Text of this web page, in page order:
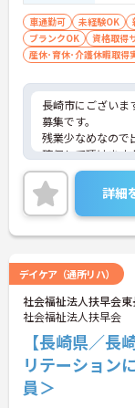
車通勤可 未経験OK
ブランクOK
資格取得
産休･育休･介護休暇取得
長崎市にございま
募集です。
残業少なめなので
確保して頂けま
また研修や手当を
ライフステージや
境がととのって
ご興味ある方には
お話しいたします
詳細
デイケア（通所リハ）
社会福祉法人扶早会
社会福祉法人扶早会
【長崎県／
リテーション
員＞